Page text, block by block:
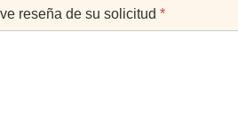
reseña de su solicitud *